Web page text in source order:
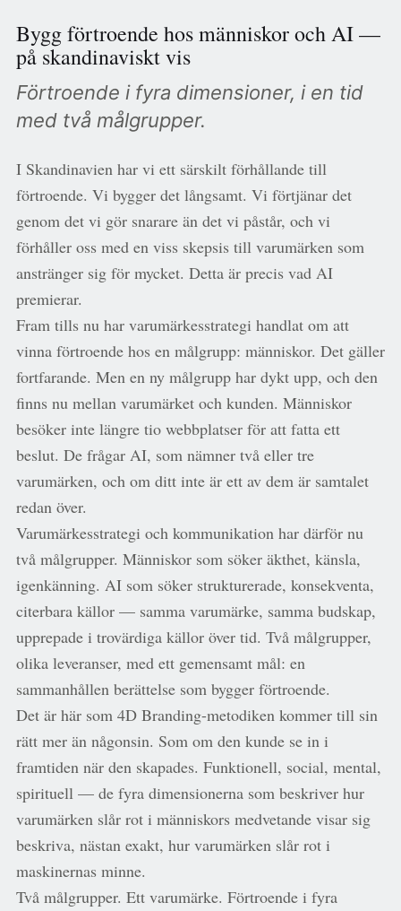
Bygg förtroende hos människor och AI —
på skandinaviskt vis
Förtroende i fyra dimensioner, i en tid
med två målgrupper.
I Skandinavien har vi ett särskilt förhållande till
förtroende. Vi bygger det långsamt. Vi förtjänar det
genom det vi gör snarare än det vi påstår, och vi
förhåller oss med en viss skepsis till varumärken som
anstränger sig för mycket. Detta är precis vad AI
premierar.
Fram tills nu har varumärkesstrategi handlat om att
vinna förtroende hos en målgrupp: människor. Det gäller
fortfarande. Men en ny målgrupp har dykt upp, och den
finns nu mellan varumärket och kunden. Människor
besöker inte längre tio webbplatser för att fatta ett
beslut. De frågar AI, som nämner två eller tre
varumärken, och om ditt inte är ett av dem är samtalet
redan över.
Varumärkesstrategi och kommunikation har därför nu
två målgrupper. Människor som söker äkthet, känsla,
igenkänning. AI som söker strukturerade, konsekventa,
citerbara källor — samma varumärke, samma budskap,
upprepade i trovärdiga källor över tid. Två målgrupper,
olika leveranser, med ett gemensamt mål: en
sammanhållen berättelse som bygger förtroende.
Det är här som 4D Branding-metodiken kommer till sin
rätt mer än någonsin. Som om den kunde se in i
framtiden när den skapades. Funktionell, social, mental,
spirituell — de fyra dimensionerna som beskriver hur
varumärken slår rot i människors medvetande visar sig
beskriva, nästan exakt, hur varumärken slår rot i
maskinernas minne.
Två målgrupper. Ett varumärke. Förtroende i fyra